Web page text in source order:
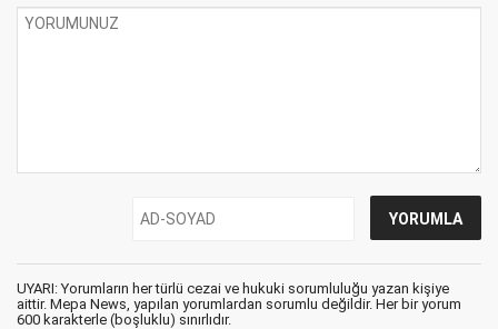
UYARI: Yorumların her türlü cezai ve hukuki sorumluluğu yazan kişiye
aittir. Mepa News, yapılan yorumlardan sorumlu değildir. Her bir yorum
600 karakterle (boşluklu) sınırlıdır.